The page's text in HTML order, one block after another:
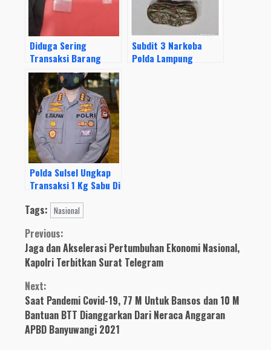
Diduga Sering
Transaksi Barang
Haram, Seorang Pria
Diamankan Polsek
Kota Agung
Subdit 3 Narkoba
Polda Lampung
Polda Sulsel Ungkap
Transaksi 1 Kg Sabu Di
Alamat Dan Titip
Tags: Nasional
Continue
Reading
Previous:
Jaga dan Akselerasi Pertumbuhan Ekonomi Nasional,
Kapolri Terbitkan Surat Telegram
Next:
Saat Pandemi Covid-19, 77 M Untuk Bansos dan 10 M
Bantuan BTT Dianggarkan Dari Neraca Anggaran
APBD Banyuwangi 2021